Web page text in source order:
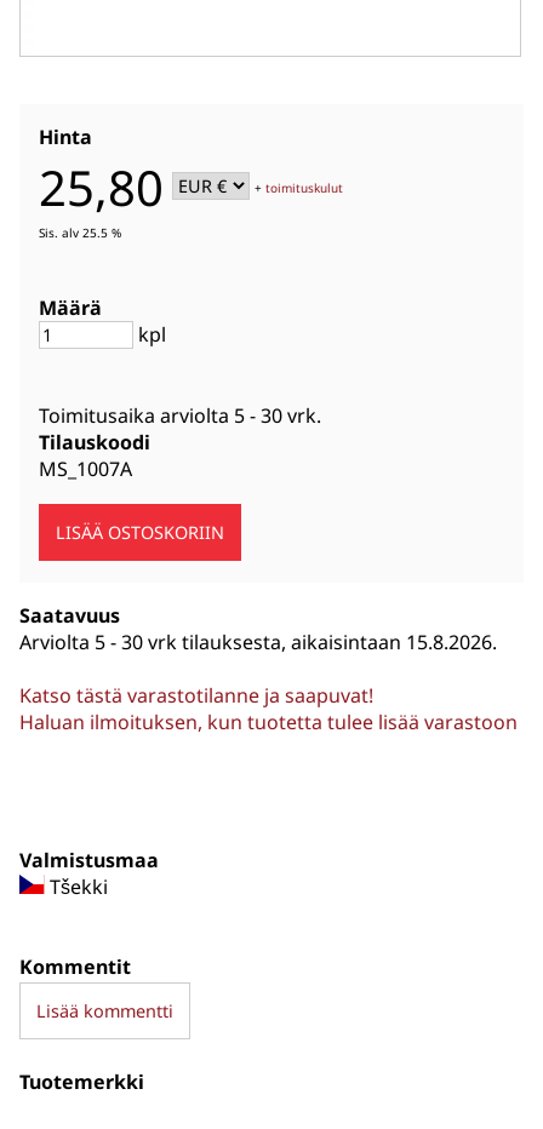
Hinta
25,80 +toimituskulut
Sis. alv 25.5 %
Määrä
kpl
Toimitusaika arviolta 5 - 30 vrk.
Tilauskoodi
MS_1007A
Saatavuus
Arviolta 5 - 30 vrk tilauksesta, aikaisintaan 15.8.2026.
Katso tästä varastotilanne ja saapuvat!
Haluan ilmoituksen, kun tuotetta tulee lisää varastoon
Valmistusmaa
Tšekki
Kommentit
Lisää kommentti
Tuotemerkki